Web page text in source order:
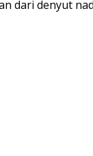
dari denyut